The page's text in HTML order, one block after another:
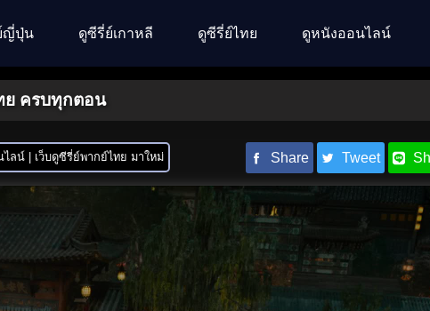
ญี่ปุ่น ดูซีรี่ย์เกาหลี ดูซีรี่ย์ไทย ดูหนังออนไลน์
ย ครบทุกตอน
ลน์ | เว็บดูซีรี่ย์พากย์ไทย มาใหม่ Share Tweet